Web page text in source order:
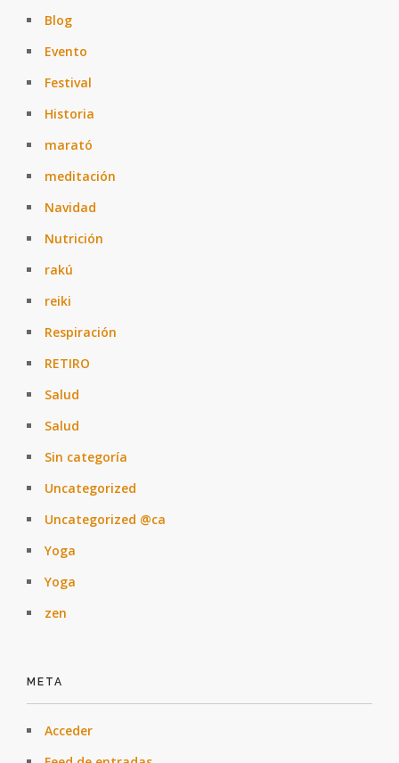
Blog
Evento
Festival
Historia
marató
meditación
Navidad
Nutrición
rakú
reiki
Respiración
RETIRO
Salud
Salud
Sin categoría
Uncategorized
Uncategorized @ca
Yoga
Yoga
zen
META
Acceder